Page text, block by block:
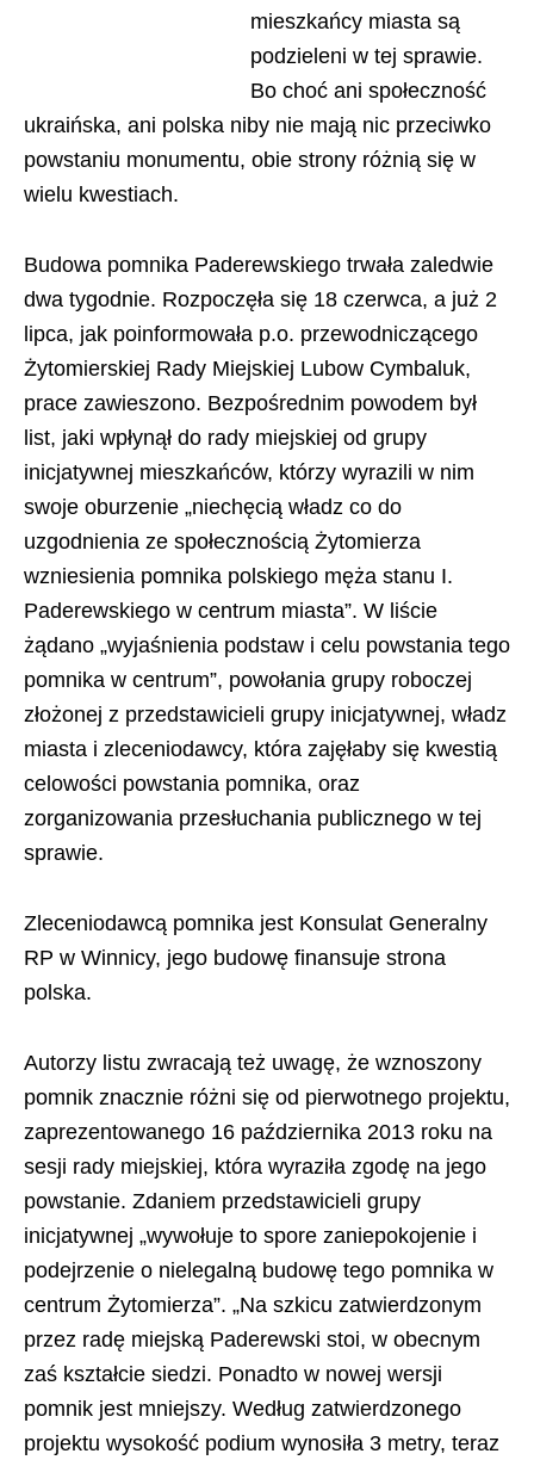
mieszkańcy miasta są
podzieleni w tej sprawie.
Bo choć ani społeczność
ukraińska, ani polska niby nie mają nic przeciwko
powstaniu monumentu, obie strony różnią się w
wielu kwestiach.
Budowa pomnika Paderewskiego trwała zaledwie
dwa tygodnie. Rozpoczęła się 18 czerwca, a już 2
lipca, jak poinformowała p.o. przewodniczącego
Żytomierskiej Rady Miejskiej Lubow Cymbaluk,
prace zawieszono. Bezpośrednim powodem był
list, jaki wpłynął do rady miejskiej od grupy
inicjatywnej mieszkańców, którzy wyrazili w nim
swoje oburzenie „niechęcią władz co do
uzgodnienia ze społecznością Żytomierza
wzniesienia pomnika polskiego męża stanu I.
Paderewskiego w centrum miasta”. W liście
żądano „wyjaśnienia podstaw i celu powstania tego
pomnika w centrum”, powołania grupy roboczej
złożonej z przedstawicieli grupy inicjatywnej, władz
miasta i zleceniodawcy, która zajęłaby się kwestią
celowości powstania pomnika, oraz
zorganizowania przesłuchania publicznego w tej
sprawie.
Zleceniodawcą pomnika jest Konsulat Generalny
RP w Winnicy, jego budowę finansuje strona
polska.
Autorzy listu zwracają też uwagę, że wznoszony
pomnik znacznie różni się od pierwotnego projektu,
zaprezentowanego 16 października 2013 roku na
sesji rady miejskiej, która wyraziła zgodę na jego
powstanie. Zdaniem przedstawicieli grupy
inicjatywnej „wywołuje to spore zaniepokojenie i
podejrzenie o nielegalną budowę tego pomnika w
centrum Żytomierza”. „Na szkicu zatwierdzonym
przez radę miejską Paderewski stoi, w obecnym
zaś kształcie siedzi. Ponadto w nowej wersji
pomnik jest mniejszy. Według zatwierdzonego
projektu wysokość podium wynosiła 3 metry, teraz